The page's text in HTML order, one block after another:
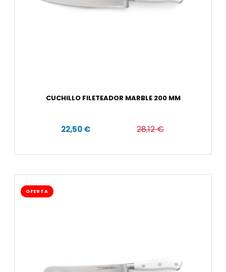
CUCHILLO FILETEADOR MARBLE 200 MM
22,50 € 28,12 €
OFERTA